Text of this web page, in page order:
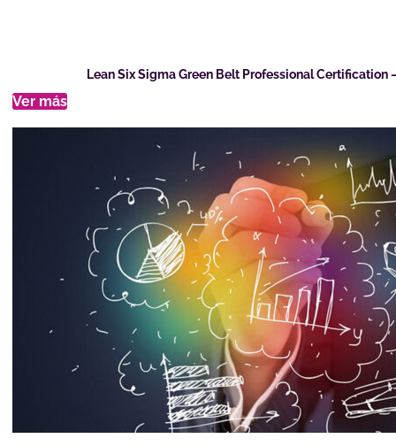
Lean Six Sigma Green Belt Professional Certification
Ver más